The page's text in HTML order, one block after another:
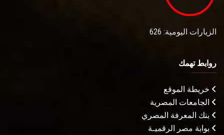
الزيارات اليومية: 626
روابط تهمك
خريطة الموقع
الجامعات المصرية
بنك المعرفة المصري
بوابة مصر الرقميـة